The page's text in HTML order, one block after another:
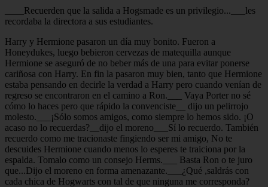
____Recuerden que la salida a Hogsmade es un privilegio...___les
recordaba la directora a sus estudiantes.
Harry y Hermione pasaron un día muy bonito. Fueron a
Honeydukes, luego bebieron cervezas de matequilla aunque
Hermione se aseguró de no beber más de una para evitar ponerse
cariñosa con Harry. En fin la pasaron muy bien, tanto que Hermione
estaba pensando en decirle la verdad a Harry pero cuando venían de
regreso se encontraron en el camino a Ron.___ Vaya Porter no sé
cómo lo haces pero que rápido la convenciste__ dijo un pelirrojo
molesto.___¡Sólo somos amigos, como siempre lo hemos sido. ¡O
acaso no lo recuerdas?__dijo el moreno___Sí lo recuerdo. También
recuerdo como me tracionaste fingiendo ser mi amigo, No te
descuides Hermione cuando menos lo esperes te traiciona por la
espalda. Tomalo como un consejo Herms.___ Basta Ron o te juro
que...Dijo el moreno en forma amenazante.___¿Qué ,saldrás con
cada chica de Hogwarts con tal de que ninguna me corresponda?